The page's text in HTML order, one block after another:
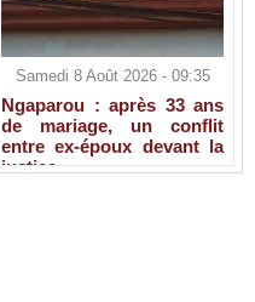
Samedi 8 Août 2026 - 09:35
Ngaparou : après 33 ans
de mariage, un conflit
entre ex-époux devant la
justice